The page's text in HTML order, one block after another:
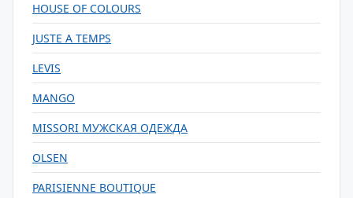
HOUSE OF COLOURS
JUSTE A TEMPS
LEVIS
MANGO
MISSORI МУЖСКАЯ ОДЕЖДА
OLSEN
PARISIENNE BOUTIQUE